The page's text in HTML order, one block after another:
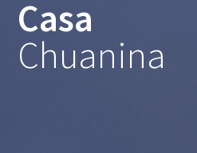
Casa
Chuanina